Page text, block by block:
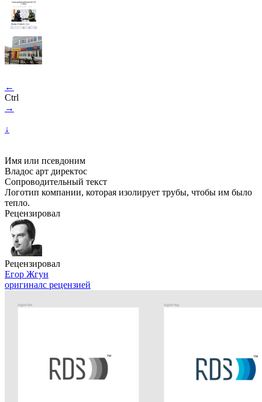
←
Ctrl
→
↓
Имя или псевдоним
Владос арт директос
Сопроводительный текст
Логотип компании, которая изолирует трубы, чтобы им было
тепло.
Рецензировал
Рецензировал
Егор Жгун
оригиналс рецензией